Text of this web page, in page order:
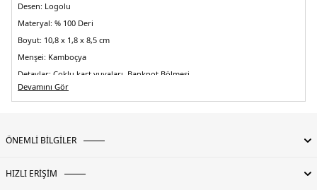
Desen: Logolu
Materyal: % 100 Deri
Boyut: 10,8 x 1,8 x 8,5 cm
Menşei: Kamboçya
Detaylar: Çoklu kart yuvaları, Banknot Bölmesi
3DE1AM0AM13708DW6.12
Devamını Gör
ÖNEMLİ BİLGİLER
HIZLI ERİŞİM